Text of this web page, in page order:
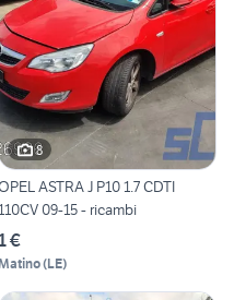
8
ASTRA J P10 1.7 CDTI
09-15 - ricambi
€
(LE)